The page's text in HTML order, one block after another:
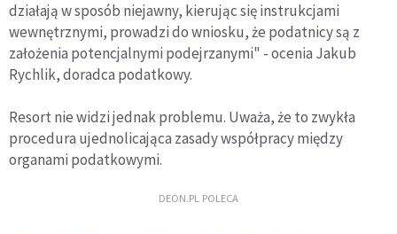
działają w sposób niejawny, kierując się instrukcjami
wewnętrznymi, prowadzi do wniosku, że podatnicy są z
założenia potencjalnymi podejrzanymi" - ocenia Jakub
Rychlik, doradca podatkowy.
Resort nie widzi jednak problemu. Uważa, że to zwykła
procedura ujednolicająca zasady współpracy między
organami podatkowymi.
DEON.PL POLECA